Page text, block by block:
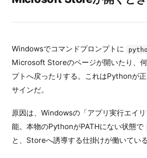
Windowsでコマンドプロンプトに
Microsoft Storeのページが開いたり、
プトへ戻ったりする。これはPythonが
サインだ。
原因は、Windowsの「アプリ実行エイ
能。本物のPythonがPATHにない状態で
と、Storeへ誘導する仕掛けが働いている